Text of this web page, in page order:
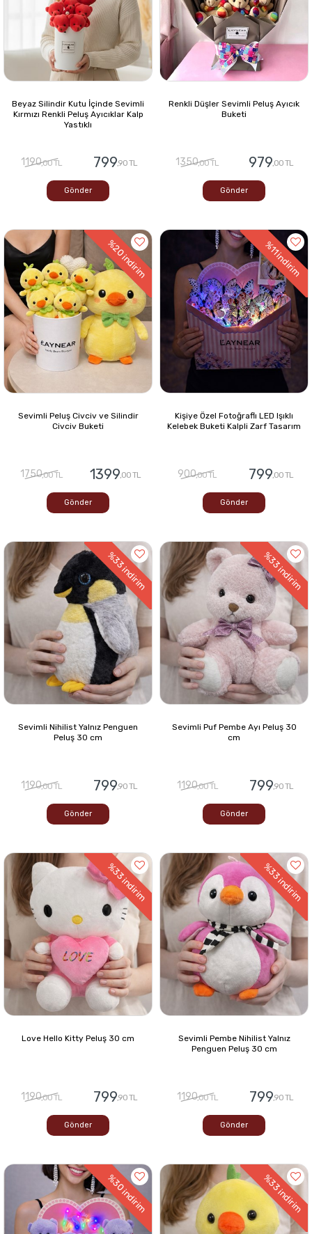
Beyaz Silindir Kutu İçinde Sevimli
Kırmızı Renkli Peluş Ayıcıklar Kalp
Yastıklı
1190,00 TL 799,90 TL
Gönder
Renkli Düşler Sevimli Peluş Ayıcık
Buketi
1350,00 TL 979,00 TL
Gönder
%20
indirim
Sevimli Peluş Civciv ve Silindir
Civciv Buketi
1750,00 TL 1399,00 TL
Gönder
%11
indirim
Kişiye Özel Fotoğraflı LED Işıklı
Kelebek Buketi Kalpli Zarf Tasarım
900,00 TL 799,00 TL
Gönder
%33
indirim
Sevimli Nihilist Yalnız Penguen
Peluş 30 cm
1190,00 TL 799,90 TL
Gönder
%33
indirim
Sevimli Puf Pembe Ayı Peluş 30
cm
1190,00 TL 799,90 TL
Gönder
%33
indirim
Love Hello Kitty Peluş 30 cm
1190,00 TL 799,90 TL
Gönder
%33
indirim
Sevimli Pembe Nihilist Yalnız
Penguen Peluş 30 cm
1190,00 TL 799,90 TL
Gönder
%30
indirim
%33
indirim